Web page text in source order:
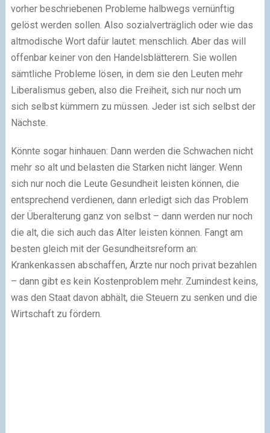
vorher beschriebenen Probleme halbwegs vernünftig
gelöst werden sollen. Also sozialverträglich oder wie das
altmodische Wort dafür lautet: menschlich. Aber das will
offenbar keiner von den Handelsblätterern. Sie wollen
sämtliche Probleme lösen, in dem sie den Leuten mehr
Liberalismus geben, also die Freiheit, sich nur noch um
sich selbst kümmern zu müssen. Jeder ist sich selbst der
Nächste.
Könnte sogar hinhauen: Dann werden die Schwachen nicht
mehr so alt und belasten die Starken nicht länger. Wenn
sich nur noch die Leute Gesundheit leisten können, die
entsprechend verdienen, dann erledigt sich das Problem
der Überalterung ganz von selbst – dann werden nur noch
die alt, die sich auch das Alter leisten können. Fangt am
besten gleich mit der Gesundheitsreform an:
Krankenkassen abschaffen, Ärzte nur noch privat bezahlen
– dann gibt es kein Kostenproblem mehr. Zumindest keins,
was den Staat davon abhält, die Steuern zu senken und die
Wirtschaft zu fördern.